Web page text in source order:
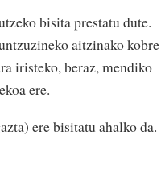
bisita prestatu dute.
aitzinako kobre
iristeko, beraz, mendiko
ere.
ere bisitatu ahalko da.